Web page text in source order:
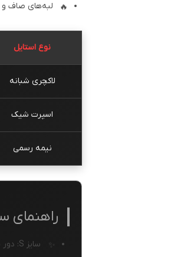
لبه‌های صاف و
نوع استایل
لاکچری شبانه
اسپرت شیک
نیمه رسمی
راهنمای
سایز S: دور سینه ۹۶-۱۰۰ سانتی‌متر، قد پیراهن ۷۰-۷۲ سانتی‌متر